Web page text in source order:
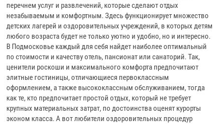
перечнем услуг и развлечений, которые сделают отдых
незабываемым и комфортным. Здесь функционирует множество
детских лагерей и оздоровительных учреждений, в которых детям
любого возраста будет не только уютно и удобно, но и интересно.
В Подмосковье каждый для себя найдет наиболее оптимальный
по стоимости и качеству отель, пансионат или санаторий. Так,
ценители роскоши и максимального комфорта предпочитают
элитные гостиницы, отличающиеся первоклассным
оформлением, а также высококлассным обслуживанием, тогда
как те, кто предпочитает простой отдых, который не требует
крупных материальных затрат, по достоинства оценят курорты
эконом класса. А вот любители оздоровительных процедур